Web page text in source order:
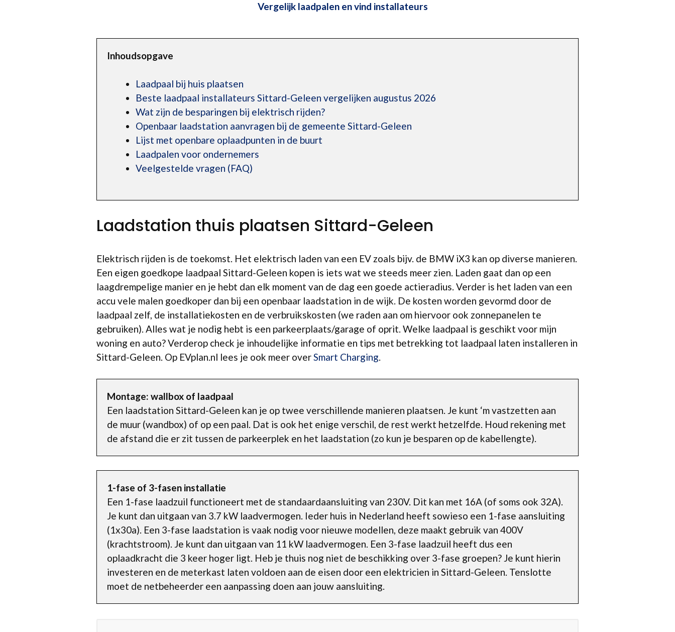
Vergelijk laadpalen en vind installateurs
Inhoudsopgave
Laadpaal bij huis plaatsen
Beste laadpaal installateurs Sittard-Geleen vergelijken augustus 2026
Wat zijn de besparingen bij elektrisch rijden?
Openbaar laadstation aanvragen bij de gemeente Sittard-Geleen
Lijst met openbare oplaadpunten in de buurt
Laadpalen voor ondernemers
Veelgestelde vragen (FAQ)
Laadstation thuis plaatsen Sittard-Geleen
Elektrisch rijden is de toekomst. Het elektrisch laden van een EV zoals bijv. de BMW iX3 kan op diverse manieren.
Een eigen goedkope laadpaal Sittard-Geleen kopen is iets wat we steeds meer zien. Laden gaat dan op een
laagdrempelige manier en je hebt dan elk moment van de dag een goede actieradius. Verder is het laden van een
accu vele malen goedkoper dan bij een openbaar laadstation in de wijk. De kosten worden gevormd door de
laadpaal zelf, de installatiekosten en de verbruikskosten (we raden aan om hiervoor ook zonnepanelen te
gebruiken). Alles wat je nodig hebt is een parkeerplaats/garage of oprit. Welke laadpaal is geschikt voor mijn
woning en auto? Verderop check je inhoudelijke informatie en tips met betrekking tot laadpaal laten installeren in
Sittard-Geleen. Op EVplan.nl lees je ook meer overSmart Charging.
Montage: wallbox of laadpaal
Een laadstation Sittard-Geleen kan je op twee verschillende manieren plaatsen. Je kunt ‘m vastzetten aan
de muur (wandbox) of op een paal. Dat is ook het enige verschil, de rest werkt hetzelfde. Houd rekening met
de afstand die er zit tussen de parkeerplek en het laadstation (zo kun je besparen op de kabellengte).
1-fase of 3-fasen installatie
Een 1-fase laadzuil functioneert met de standaardaansluiting van 230V. Dit kan met 16A (of soms ook 32A).
Je kunt dan uitgaan van 3.7 kW laadvermogen. Ieder huis in Nederland heeft sowieso een 1-fase aansluiting
(1x30a). Een 3-fase laadstation is vaak nodig voor nieuwe modellen, deze maakt gebruik van 400V
(krachtstroom). Je kunt dan uitgaan van 11 kW laadvermogen. Een 3-fase laadzuil heeft dus een
oplaadkracht die 3 keer hoger ligt. Heb je thuis nog niet de beschikking over 3-fase groepen? Je kunt hierin
investeren en de meterkast laten voldoen aan de eisen door een elektricien in Sittard-Geleen. Tenslotte
moet de netbeheerder een aanpassing doen aan jouw aansluiting.